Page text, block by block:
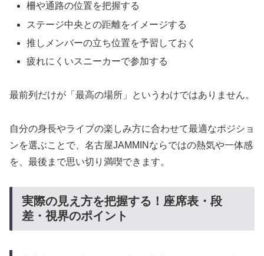
柵や通路の位置を把握する
ステージ中央との距離をイメージする
推しメンバーの立ち位置を予習しておく
疲れにくいスニーカーで参加する
最前列だけが「最高の場所」というわけではありません。
自分の身長やライブの楽しみ方に合わせて最適なポジショ
ンを選ぶことで、名古屋JAMMINならではの熱気や一体感
を、最後まで思い切り満喫できます。
実際の見え方を把握する！座席表・段
差・視界のポイント